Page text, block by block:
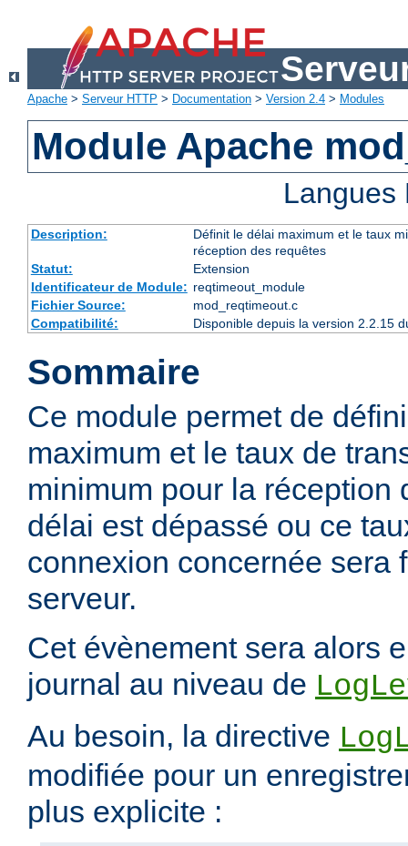
Apache > Serveur HTTP > Documentation > Version 2.4 > Modules
Module Apache
Description:
Définit le délai maximum et le taux
réception des requêtes
Statut:
Extension
Identificateur de Module: reqtimeout_module
Fichier Source:
mod_reqtimeout.c
Compatibilité:
Disponible depuis la version 2.2.15
Sommaire
Ce module permet de
maximum et le taux de
minimum pour la réception
délai est dépassé ou ce
connexion concernée sera
serveur.
Cet évènement sera alors
journal au niveau de
Au besoin, la directive
modifiée pour un
plus explicite :